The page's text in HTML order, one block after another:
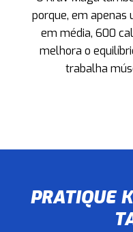
porque, em apenas
em média, 600
melhora o
trabalha
PRATIQUE